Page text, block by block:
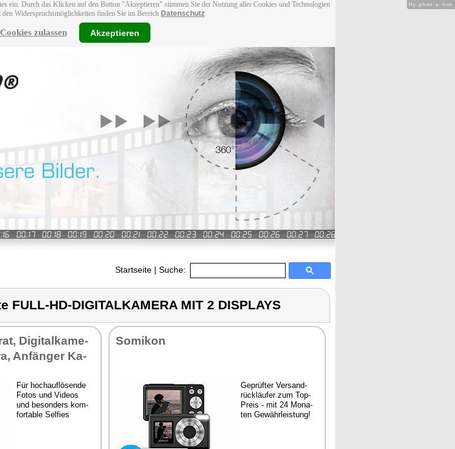
ein. Durch das Klicken auf den Button "Akzeptieren" stimmen Sie der Nutzung aller Cookies und Technologien
Widerspruchsmöglichkeiten finden Sie im Bereich Datenschutz
zulassen Akzeptieren
Startseite | Suche:
FULL-HD-DIGITALKAMERA MIT 2 DISPLAYS
Di­gi­tal­ka­me­
An­fän­ger Ka­
Für hoch­auf­lö­sen­de
Fo­tos und Vi­de­os
und be­son­ders kom­
for­ta­ble Sel­fies
So­mi­kon
Ge­prüf­ter Ver­sand­
rück­läu­fer zum Top-
Preis - mit 24 Mo­na­
ten Ge­währ­leis­tung!
Hy-phen-a-tion